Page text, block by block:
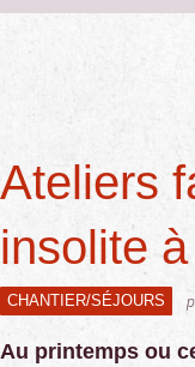
Ateliers
insolite
CHANTIER/SÉJOURS
Au printemps ou